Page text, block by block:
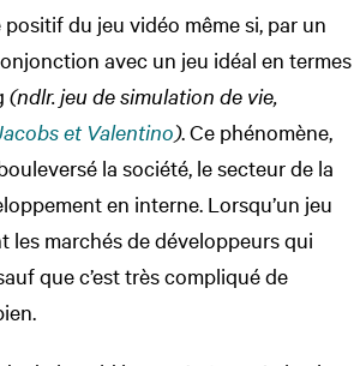
positif du jeu vidéo même si, par un
avec un jeu idéal en termes
(ndlr. jeu de simulation de vie,
et Valentino). Ce phénomène,
la société, le secteur de la
en interne. Lorsqu’un jeu
les marchés de développeurs qui
que c’est très compliqué de